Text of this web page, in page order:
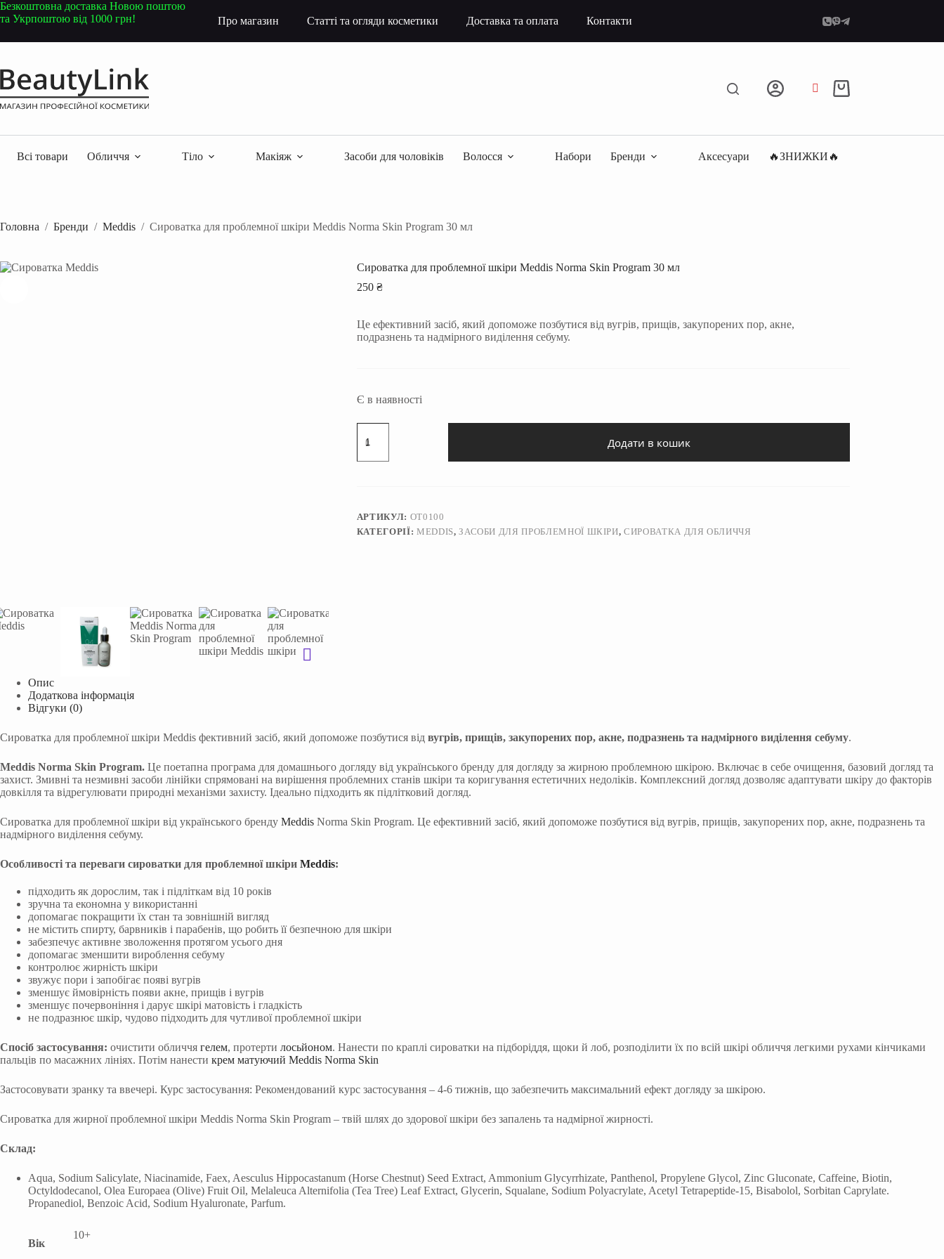
Перейти
до
Безкоштовна доставка Новою поштою
та Укрпоштою від 1000 грн!
Про магазин Статті та огляди косметики Доставка та оплата Контакти
Кошик
Всі товари Обличчя Тіло Макіяж Засоби для чоловіків Волосся Набори Бренди Аксесуари 🔥ЗНИЖКИ🔥
Головна / Бренди / Meddis / Сироватка для проблемної шкіри Meddis Norma Skin Program 30 мл
Сироватка для проблемної шкіри Meddis Norma Skin Program 30 мл
250 ₴
Це ефективний засіб, який допоможе позбутися від вугрів, прищів, закупорених пор, акне,
подразнень та надмірного виділення себуму.
Є в наявності
для
шкіри
Program
30
мл
Додати в кошик
АРТИКУЛ: OT0100
КАТЕГОРІЇ: MEDDIS,ЗАСОБИ ДЛЯ ПРОБЛЕМНОЇ ШКІРИ,СИРОВАТКА ДЛЯ ОБЛИЧЧЯ
Опис
Додаткова інформація
Відгуки (0)
Сироватка для проблемної шкіри Meddis фективний засіб, який допоможе позбутися від вугрів, прищів, закупорених пор, акне, подразнень та надмірного виділення себуму.
Meddis Norma Skin Program. Це поетапна програма для домашнього догляду від українського бренду для догляду за жирною проблемною шкірою. Включає в себе очищення, базовий догляд та
захист. Змивні та незмивні засоби лінійки спрямовані на вирішення проблемних станів шкіри та коригування естетичних недоліків. Комплексний догляд дозволяє адаптувати шкіру до факторів
довкілля та відрегулювати природні механізми захисту. Ідеально підходить як підлітковий догляд.
Сироватка для проблемної шкіри від українського бренду Meddis Norma Skin Program. Це ефективний засіб, який допоможе позбутися від вугрів, прищів, закупорених пор, акне, подразнень та
надмірного виділення себуму.
Особливості та переваги сироватки для проблемної шкіри Meddis:
підходить як дорослим, так і підліткам від 10 років
зручна та економна у використанні
допомагає покращити їх стан та зовнішній вигляд
не містить спирту, барвників і парабенів, що робить її безпечною для шкіри
забезпечує активне зволоження протягом усього дня
допомагає зменшити вироблення себуму
контролює жирність шкіри
звужує пори і запобігає появі вугрів
зменшує ймовірність появи акне, прищів і вугрів
зменшує почервоніння і дарує шкірі матовість і гладкість
не подразнює шкір, чудово підходить для чутливої проблемної шкіри
Спосіб застосування: очистити обличчя гелем, протерти лосьйоном. Нанести по краплі сироватки на підборіддя, щоки й лоб, розподілити їх по всій шкірі обличчя легкими рухами кінчиками
пальців по масажних лініях. Потім нанести крем матуючий Meddis Norma Skin
Застосовувати зранку та ввечері. Курс застосування: Рекомендований курс застосування – 4-6 тижнів, що забезпечить максимальний ефект догляду за шкірою.
Сироватка для жирної проблемної шкіри Meddis Norma Skin Program – твій шлях до здорової шкіри без запалень та надмірної жирності.
Склад:
Aqua, Sodium Salicylate, Niacinamide, Faex, Aesculus Hippocastanum (Horse Chestnut) Seed Extract, Ammonium Glycyrrhizate, Panthenol, Propylene Glycol, Zinc Gluconate, Caffeine, Biotin,
Octyldodecanol, Olea Europaea (Olive) Fruit Oil, Melaleuca Alternifolia (Tea Tree) Leaf Extract, Glycerin, Squalane, Sodium Polyacrylate, Acetyl Tetrapeptide-15, Bisabolol, Sorbitan Caprylate.
Propanediol, Benzoic Acid, Sodium Hyaluronate, Parfum.
Вік
10+